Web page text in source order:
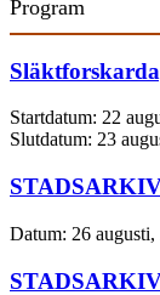
Program
Startdatum: 22
Slutdatum: 23
Datum: 26